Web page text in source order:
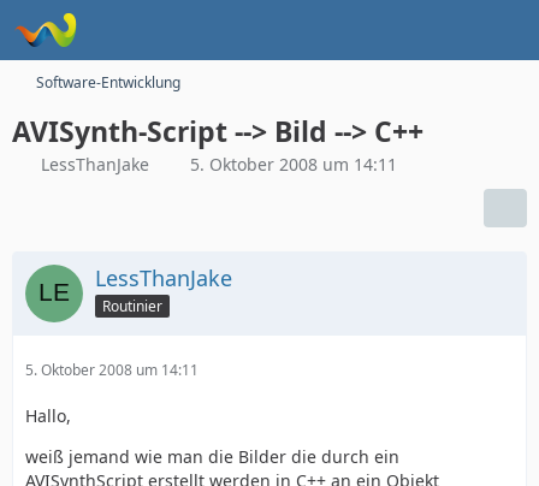
Software-Entwicklung
AVISynth-Script --> Bild --> C++
LessThanJake 5. Oktober 2008 um 14:11
LessThanJake
Routinier
5. Oktober 2008 um 14:11
Hallo,
weiß jemand wie man die Bilder die durch ein
AVISynthScript erstellt werden in C++ an ein Objekt